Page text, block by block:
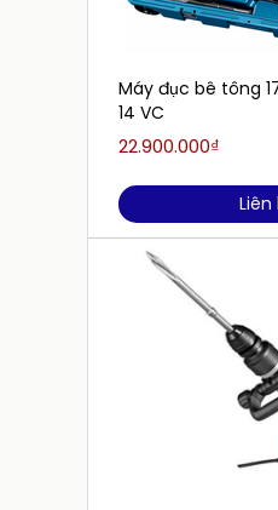
Máy đục bê tông
14 VC
22.900.000₫
Liên